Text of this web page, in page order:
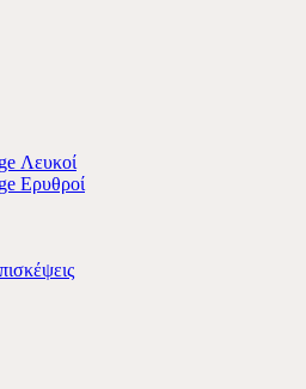
Λευκοί
Ερυθροί